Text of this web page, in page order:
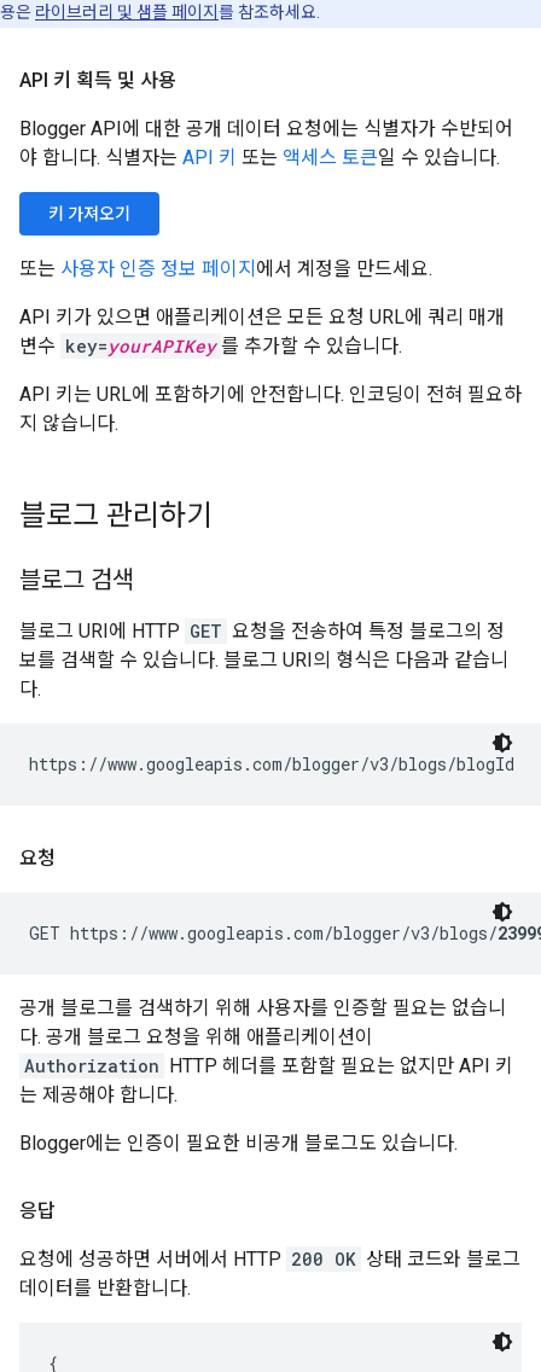
용은 라이브러리 및 샘플 페이지 를 참조하세요.
API 키 획득 및 사용
Blogger API에 대한 공개 데이터 요청에는 식별자가 수반되어
야 합니다. 식별자는 API 키 또는 액세스 토큰일 수 있습니다.
키 가져오기
또는 사용자 인증 정보 페이지 에서 계정을 만드세요.
API 키가 있으면 애플리케이션은 모든 요청 URL에 쿼리 매개
변수 key=yourAPIKey 를 추가할 수 있습니다.
API 키는 URL에 포함하기에 안전합니다. 인코딩이 전혀 필요하
지 않습니다.
블로그 관리하기
블로그 검색
블로그 URI에 HTTP GET 요청을 전송하여 특정 블로그의 정
보를 검색할 수 있습니다. 블로그 URI의 형식은 다음과 같습니
다.
https://www.googleapis.com/blogger/v3/blogs/blogId
요청
GET https://www.googleapis.com/blogger/v3/blogs/
공개 블로그를 검색하기 위해 사용자를 인증할 필요는 없습니
다. 공개 블로그 요청을 위해 애플리케이션이
Authorization HTTP 헤더를 포함할 필요는 없지만 API 키
는 제공해야 합니다.
Blogger에는 인증이 필요한 비공개 블로그도 있습니다.
응답
요청에 성공하면 서버에서 HTTP 200 OK 상태 코드와 블로그
데이터를 반환합니다.
{